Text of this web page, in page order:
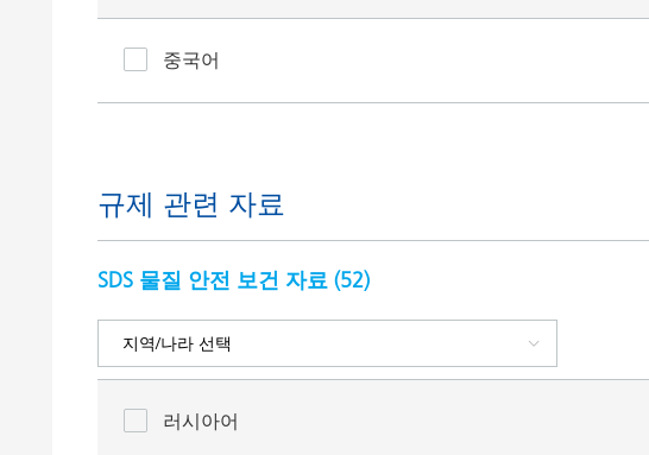
중국어
규제 관련 자료
SDS 물질 안전 보건 자료 (52)
러시아어